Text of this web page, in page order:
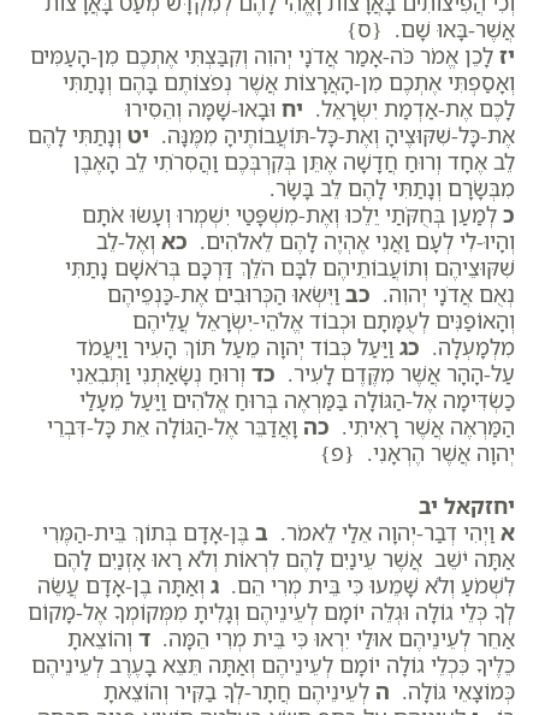
אֲשֶׁר-בָּאוּ שָׁם. {ס}
יז לָכֵן אֱמֹר כֹּה-אָמַר אֲדֹנָי יְהוִה וְקִבַּצְתִּי אֶתְכֶם מִן-הָעַמִּים
וְאָסַפְתִּי אֶתְכֶם מִן-הָאֲרָצוֹת אֲשֶׁר נְפֹצוֹתֶם בָּהֶם וְנָתַתִּי
לָכֶם אֶת-אַדְמַת יִשְׂרָאֵל. יח וּבָאוּ-שָׁמָּה וְהֵסִירוּ
אֶת-כָּל-שִׁקּוּצֶיהָ וְאֶת-כָּל-תּוֹעֲבוֹתֶיהָ מִמֶּנָּה. יט וְנָתַתִּי לָהֶם
לֵב אֶחָד וְרוּחַ חֲדָשָׁה אֶתֵּן בְּקִרְבְּכֶם וַהֲסִרֹתִי לֵב הָאֶבֶן
מִבְּשָׂרָם וְנָתַתִּי לָהֶם לֵב בָּשָׂר.
כ לְמַעַן בְּחֻקֹּתַי יֵלֵכוּ וְאֶת-מִשְׁפָּטַי יִשְׁמְרוּ וְעָשׂוּ אֹתָם
וְהָיוּ-לִי לְעָם וַאֲנִי אֶהְיֶה לָהֶם לֵאלֹהִים. כא וְאֶל-לֵב
שִׁקּוּצֵיהֶם וְתוֹעֲבוֹתֵיהֶם לִבָּם הֹלֵךְ דַּרְכָּם בְּרֹאשָׁם נָתַתִּי
נְאֻם אֲדֹנָי יְהוִה. כב וַיִּשְׂאוּ הַכְּרוּבִים אֶת-כַּנְפֵיהֶם
וְהָאוֹפַנִּים לְעֻמָּתָם וּכְבוֹד אֱלֹהֵי-יִשְׂרָאֵל עֲלֵיהֶם
מִלְמָעְלָה. כג וַיַּעַל כְּבוֹד יְהוָה מֵעַל תּוֹךְ הָעִיר וַיַּעֲמֹד
עַל-הָהָר אֲשֶׁר מִקֶּדֶם לָעִיר. כד וְרוּחַ נְשָׂאַתְנִי וַתְּבִאֵנִי
כַשְׂדִּימָה אֶל-הַגּוֹלָה בַּמַּרְאֶה בְּרוּחַ אֱלֹהִים וַיַּעַל מֵעָלַי
הַמַּרְאֶה אֲשֶׁר רָאִיתִי. כה וָאֲדַבֵּר אֶל-הַגּוֹלָה אֵת כָּל-דִּבְרֵי
יְהוָה אֲשֶׁר הֶרְאָנִי. {פ}
יחזקאל יב
א וַיְהִי דְבַר-יְהוָה אֵלַי לֵאמֹר. ב בֶּן-אָדָם בְּתוֹךְ בֵּית-הַמֶּרִי
אַתָּה יֹשֵׁב אֲשֶׁר עֵינַיִם לָהֶם לִרְאוֹת וְלֹא רָאוּ אָזְנַיִם לָהֶם
לִשְׁמֹעַ וְלֹא שָׁמֵעוּ כִּי בֵּית מְרִי הֵם. ג וְאַתָּה בֶן-אָדָם עֲשֵׂה
לְךָ כְּלֵי גוֹלָה וּגְלֵה יוֹמָם לְעֵינֵיהֶם וְגָלִיתָ מִמְּקוֹמְךָ אֶל-מָקוֹם
אַחֵר לְעֵינֵיהֶם אוּלַי יִרְאוּ כִּי בֵּית מְרִי הֵמָּה. ד וְהוֹצֵאתָ
כֵלֶיךָ כִּכְלֵי גוֹלָה יוֹמָם לְעֵינֵיהֶם וְאַתָּה תֵּצֵא בָעֶרֶב לְעֵינֵיהֶם
כְּמוֹצָאֵי גּוֹלָה. ה לְעֵינֵיהֶם חֲתָר-לְךָ בַקִּיר וְהוֹצֵאתָ